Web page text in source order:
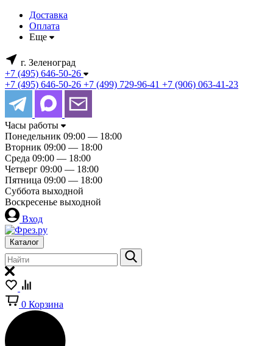
Доставка
Оплата
Еще
г. Зеленоград
+7 (495) 646-50-26
+7 (495) 646-50-26 +7 (499) 729-96-41 +7 (906) 063-41-23
Часы работы
Понедельник 09:00 — 18:00
Вторник 09:00 — 18:00
Среда 09:00 — 18:00
Четверг 09:00 — 18:00
Пятница 09:00 — 18:00
Суббота выходной
Воскресенье выходной
Вход
Каталог
0 Корзина